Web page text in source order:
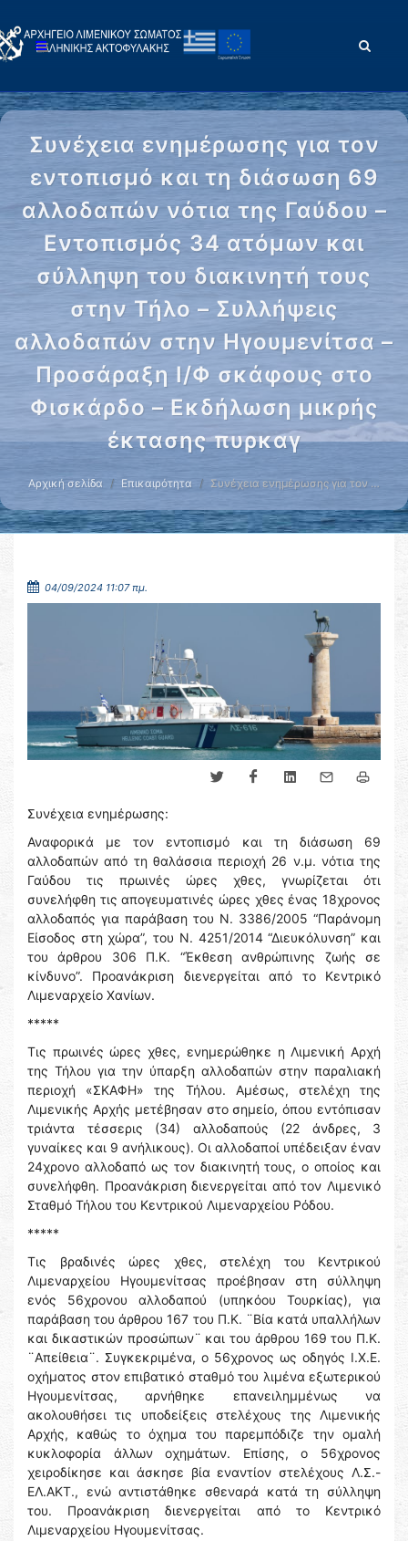
Συνέχεια ενημέρωσης για τον
εντοπισμό και τη διάσωση 69
αλλοδαπών νότια της Γαύδου –
Εντοπισμός 34 ατόμων και
σύλληψη του διακινητή τους
στην Τήλο – Συλλήψεις
αλλοδαπών στην Ηγουμενίτσα –
Προσάραξη Ι/Φ σκάφους στο
Φισκάρδο – Εκδήλωση μικρής
έκτασης πυρκαγ
Αρχική σελίδα Επικαιρότητα Συνέχεια ενημέρωσης για τον …
04/09/2024 11:07 πμ.
Συνέχεια ενημέρωσης:
Αναφορικά με τον εντοπισμό και τη διάσωση 69
αλλοδαπών από τη θαλάσσια περιοχή 26 ν.μ. νότια της
Γαύδου τις πρωινές ώρες χθες, γνωρίζεται ότι
συνελήφθη τις απογευματινές ώρες χθες ένας 18χρονος
αλλοδαπός για παράβαση του Ν. 3386/2005 “Παράνομη
Είσοδος στη χώρα”, του Ν. 4251/2014 “Διευκόλυνση” και
του άρθρου 306 Π.Κ. “Έκθεση ανθρώπινης ζωής σε
κίνδυνο”. Προανάκριση διενεργείται από το Κεντρικό
Λιμεναρχείο Χανίων.
*****
Τις πρωινές ώρες χθες, ενημερώθηκε η Λιμενική Αρχή
της Τήλου για την ύπαρξη αλλοδαπών στην παραλιακή
περιοχή «ΣΚΑΦΗ» της Τήλου. Αμέσως, στελέχη της
Λιμενικής Αρχής μετέβησαν στο σημείο, όπου εντόπισαν
τριάντα τέσσερις (34) αλλοδαπούς (22 άνδρες, 3
γυναίκες και 9 ανήλικους). Οι αλλοδαποί υπέδειξαν έναν
24χρονο αλλοδαπό ως τον διακινητή τους, ο οποίος και
συνελήφθη. Προανάκριση διενεργείται από τον Λιμενικό
Σταθμό Τήλου του Κεντρικού Λιμεναρχείου Ρόδου.
*****
Τις βραδινές ώρες χθες, στελέχη του Κεντρικού
Λιμεναρχείου Ηγουμενίτσας προέβησαν στη σύλληψη
ενός 56χρονου αλλοδαπού (υπηκόου Τουρκίας), για
παράβαση του άρθρου 167 του Π.Κ. ¨Βία κατά υπαλλήλων
και δικαστικών προσώπων¨ και του άρθρου 169 του Π.Κ.
¨Απείθεια¨. Συγκεκριμένα, ο 56χρονος ως οδηγός Ι.Χ.Ε.
οχήματος στον επιβατικό σταθμό του λιμένα εξωτερικού
Ηγουμενίτσας, αρνήθηκε επανειλημμένως να
ακολουθήσει τις υποδείξεις στελέχους της Λιμενικής
Αρχής, καθώς το όχημα του παρεμπόδιζε την ομαλή
κυκλοφορία άλλων οχημάτων. Επίσης, ο 56χρονος
χειροδίκησε και άσκησε βία εναντίον στελέχους Λ.Σ.-
ΕΛ.ΑΚΤ., ενώ αντιστάθηκε σθεναρά κατά τη σύλληψη
του. Προανάκριση διενεργείται από το Κεντρικό
Λιμεναρχείου Ηγουμενίτσας.